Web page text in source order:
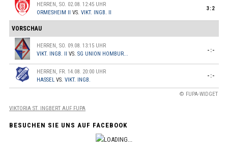
HERREN, SO. 02.08. 12:45 UHR
ORMESHEIM II VS. VIKT. INGB. II
3:2
VORSCHAU
HERREN, SO. 09.08. 13:15 UHR
VIKT. INGB. II VS. SG UNION HOMBUR...
-:-
HERREN, FR. 14.08. 20:00 UHR
HASSEL VS. VIKT. INGB.
-:-
© FUPA-WIDGET
VIKTORIA ST. INGBERT AUF FUPA
BESUCHEN SIE UNS AUF FACEBOOK